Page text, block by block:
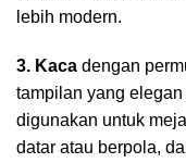
lebih modern.
3. Kaca dengan
tampilan yang
digunakan untuk
datar atau berpola,